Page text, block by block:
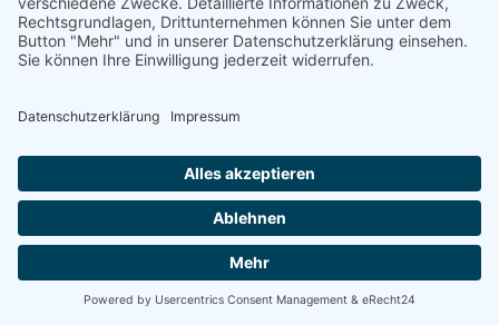
Schützen und optimieren Sie Ihre Photovoltaikanlage
mit unseren maßgeschneiderten Wartungsverträgen.
Wir bieten Ihnen drei unterschiedliche Wartungspakete,
der grundlegenden Sicherheit bis hin zur umfassenden
100% kostenloses Erstgespräch